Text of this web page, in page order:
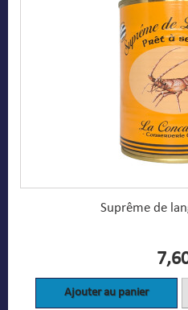
Suprême de
Ajouter au panier